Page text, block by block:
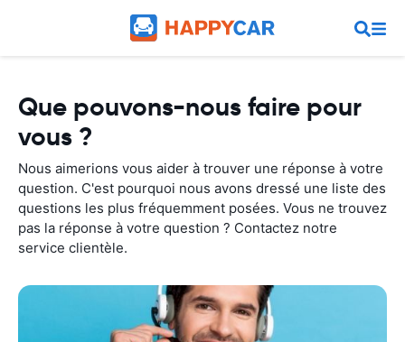
Que pouvons-nous faire pour
vous ?
Nous aimerions vous aider à trouver une réponse à votre
question. C'est pourquoi nous avons dressé une liste des
questions les plus fréquemment posées. Vous ne trouvez
pas la réponse à votre question ? Contactez notre
service clientèle.